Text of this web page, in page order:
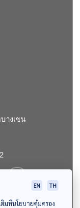
างเขน
EN TH
ติมที่นโยบายคุ้มครอง